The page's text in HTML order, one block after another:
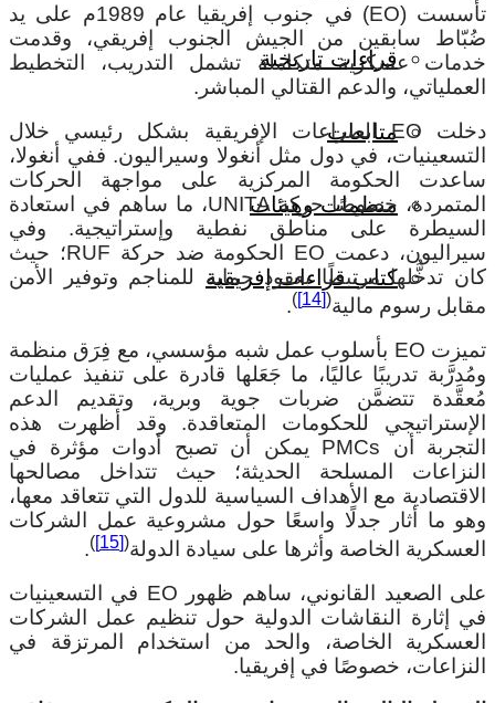
قراءات تاريخية
متابعات
منظمات وهيئات
كتاب قراءات إفريقية
تأسست (EO) في جنوب إفريقيا عام 1989م على يد
سابقين من الجيش الجنوب إفريقي، وقدمت
عسكرية متكاملة تشمل التدريب، التخطيط
والدعم القتالي المباشر.
دخلت EO الصراعات الإفريقية بشكل رئيسي خلال
في دول مثل أنغولا وسيراليون. ففي أنغولا،
الحكومة المركزية على مواجهة الحركات
المتمردة، خصوصًا حركة UNITA، ما ساهم في استعادة
على مناطق نفطية وإستراتيجية. وفي
سيراليون، دعمت EO الحكومة ضد حركة RUF؛ حيث
تدخُّلها مرتبطًا بعقود حماية للمناجم وتوفير الأمن
رسوم مالية (
[14]
)
.
تميزت EO بأسلوب عمل شبه مؤسسي، مع فِرَق منظمة
تدريبًا عاليًا، ما جَعَلها قادرة على تنفيذ عمليات
تتضمَّن ضربات جوية وبرية، وتقديم الدعم
للحكومات المتعاقدة. وقد أظهرت هذه
التجربة أن PMCs يمكن أن تصبح أدوات مؤثرة في
المسلحة الحديثة؛ حيث تتداخل مصالحها
مع الأهداف السياسية للدول التي تتعاقد معها،
ما أثار جدلًا واسعًا حول مشروعية عمل الشركات
الخاصة وأثرها على سيادة الدولة (
[15]
)
.
على الصعيد القانوني، ساهم ظهور EO في التسعينيات
إثارة النقاشات الدولية حول تنظيم عمل الشركات
الخاصة، والحد من استخدام المرتزقة في
خصوصًا في إفريقيا.